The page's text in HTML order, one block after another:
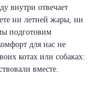
внутри отвечает
ни летней жары, ни
подготовим
для нас не
котах или собаках:
вместе.